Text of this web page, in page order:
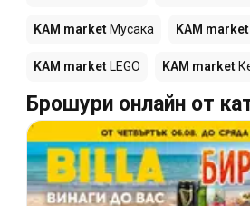
KAM market Мусака KAM market
KAM market LEGO KAM market
Брошури онлайн от